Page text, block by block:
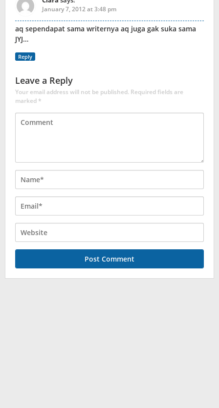
January 7, 2012 at 3:48 pm
aq sependapat sama writernya aq juga gak suka sama
JYJ…
Reply
Leave a Reply
Your email address will not be published. Required fields are
marked*